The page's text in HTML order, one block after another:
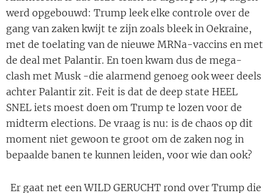
werd opgebouwd: Trump leek elke controle over de
gang van zaken kwijt te zijn zoals bleek in Oekraine,
met de toelating van de nieuwe MRNa-vaccins en met
de deal met Palantir. En toen kwam dus de mega-
clash met Musk -die alarmend genoeg ook weer deels
achter Palantir zit. Feit is dat de deep state HEEL
SNEL iets moest doen om Trump te lozen voor de
midterm elections. De vraag is nu: is de chaos op dit
moment niet gewoon te groot om de zaken nog in
bepaalde banen te kunnen leiden, voor wie dan ook?
Er gaat net een WILD GERUCHT rond over Trump die